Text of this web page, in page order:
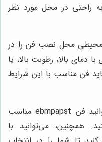
راحتی در محل مورد نظر
محیطی محل نصب فن را در
دمای بالا، رطوبت بالا، یا
فن مناسب با این شرایط
با در نظر گرفتن این عوامل، می‌توانید فن ebmpapst مناسب
همچنین، می‌توانید با